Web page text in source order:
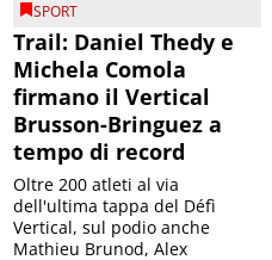
SPORT
Trail: Daniel Thedy e
Michela Comola
firmano il Vertical
Brusson-Bringuez a
tempo di record
Oltre 200 atleti al via
dell'ultima tappa del Défì
Vertical, sul podio anche
Mathieu Brunod, Alex